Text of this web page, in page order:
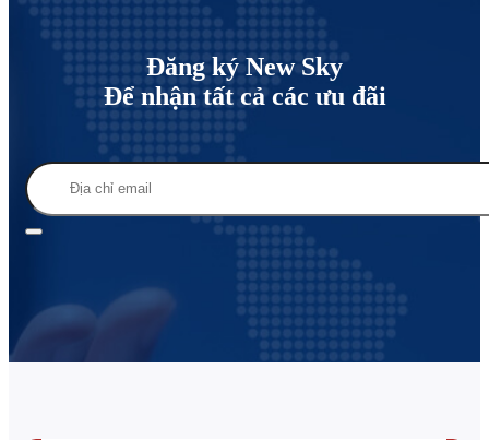
Đăng ký New Sky
Để nhận tất cả các ưu đãi